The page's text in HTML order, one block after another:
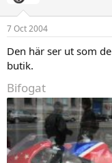
7 Oct 2004
Den här ser ut som
butik.
Bifogat